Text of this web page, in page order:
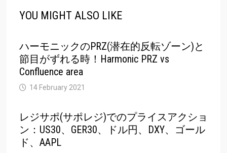
YOU MIGHT ALSO LIKE
ハーモニックのPRZ(潜在的反転ゾーン)と
節目がずれる時！Harmonic PRZ vs
Confluence area
14 February 2021
レジサポ(サポレジ)でのプライスアクショ
ン：US30、GER30、ドル円、DXY、ゴール
ド、AAPL